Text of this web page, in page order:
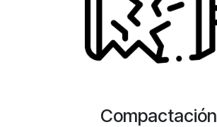
Compactación